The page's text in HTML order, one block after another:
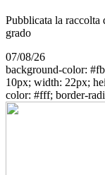
Pubblicata la
grado
07/08/26
background-color:
10px; width: 22px;
color: #fff; border-